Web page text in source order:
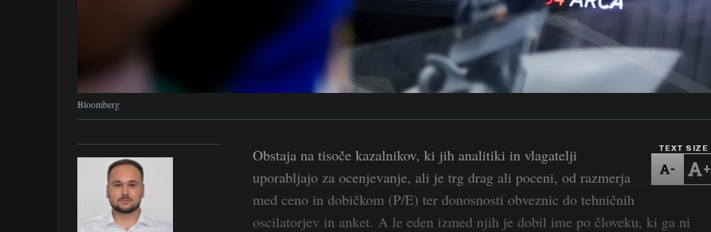
Bloomberg
TEXT SIZE
- +
Obstaja na tisoče kazalnikov, ki jih analitiki in vlagatelji
uporabljajo za ocenjevanje, ali je trg drag ali poceni, od razmerja
med ceno in dobičkom (P/E) ter donosnosti obveznic do tehničnih
oscilatorjev in anket. A le eden izmed njih je dobil ime po človeku, ki ga ni